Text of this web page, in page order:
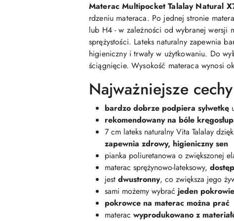
Materac Multipocket Talalay Natural
rdzeniu materaca. Po jednej stronie
lub H4 - w zależności od wybranej wersji
sprężystości. Lateks naturalny zapewnia
higieniczny i trwały w użytkowaniu. Do
ściągnięcie. Wysokość materaca wynosi
Najważniejsze
bardzo dobrze podpiera sylwetkę
rekomendowany na bóle
7 cm lateks naturalny Vita Talalay
zapewnia zdrowy, higieniczny sen
pianka poliuretanowa o zwiększonej
materac sprężynowo-lateksowy,
jest dwustronny, co zwiększa jego
sami możemy wybrać jeden
pokrowce na materac można prać
materac wyprodukowano z